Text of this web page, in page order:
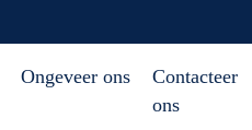
Ongeveer ons
Contacteer
ons